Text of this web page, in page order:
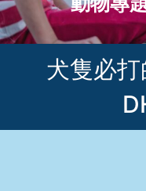
犬隻必